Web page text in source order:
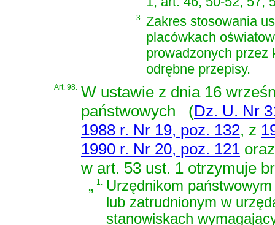
3.
Zakres stosowania
placówkach
prowadzonych przez
odrębne przepisy.
Art. 98. W ustawie z dnia 16
państwowych
(Dz. U. Nr
1988 r. Nr 19, poz. 132, z
1990 r. Nr 20, poz. 121
w art. 53 ust. 1 otrzymuje
„1. Urzędnikom
lub zatrudnionym w
stanowiskach